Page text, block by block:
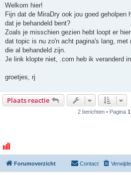
c
h
t
Welkom hier!
Fijn dat de MiraDry ook jou goed geholpen
dat je behandeld bent?
Zoals je misschien gezien hebt loopt er
dat topic is nu zo'n acht pagina's lang,
die al behandeld zijn.
Je link klopte niet, .com heb ik veranderd
groetjes, rj
Plaats reactie
2 berichten • Pagina 1
Forumoverzicht Contact